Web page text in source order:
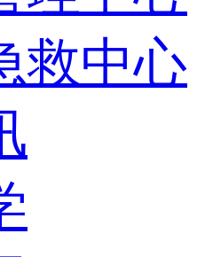
救中心